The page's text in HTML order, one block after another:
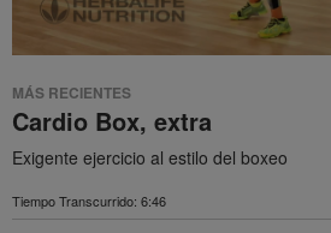
MÁS RECIENTES
Cardio Box, extra
Exigente ejercicio al estilo del boxeo
Tiempo Transcurrido: 6:46